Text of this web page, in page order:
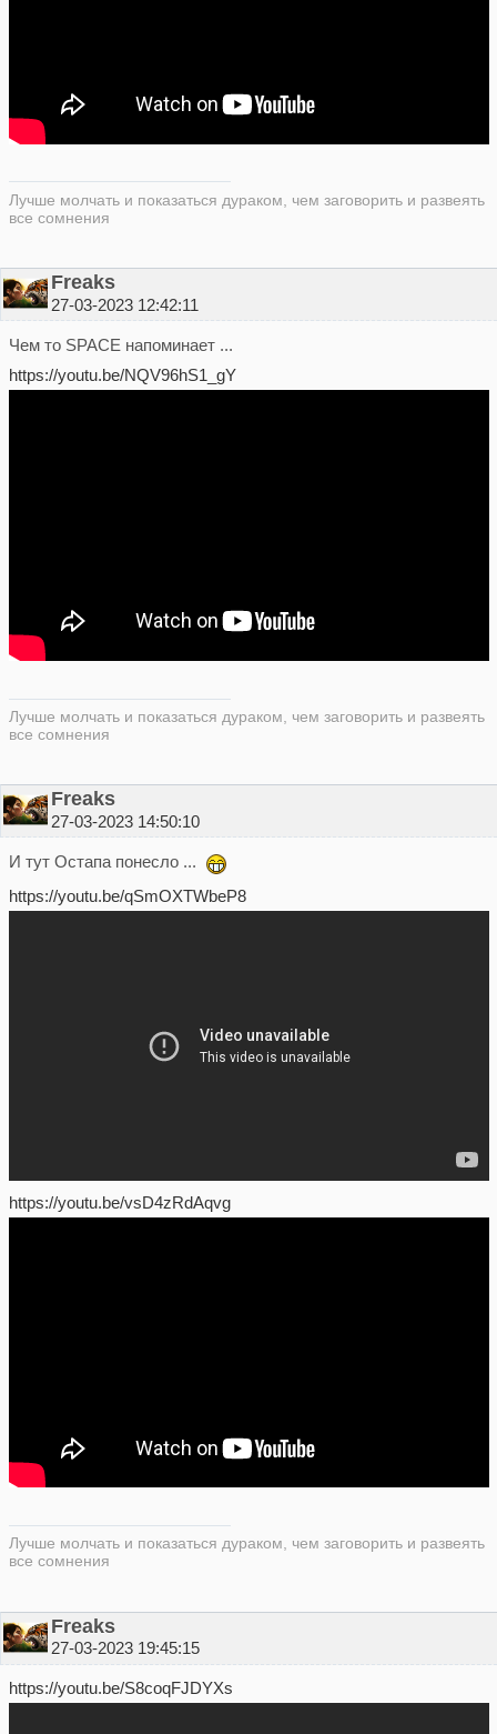
Лучше молчать и показаться дураком, чем заговорить и развеять
все сомнения
Freaks
27-03-2023 12:42:11
Чем то SPACE напоминает ...
https://youtu.be/NQV96hS1_gY
Лучше молчать и показаться дураком, чем заговорить и развеять
все сомнения
Freaks
27-03-2023 14:50:10
И тут Остапа понесло ...
https://youtu.be/qSmOXTWbeP8
https://youtu.be/vsD4zRdAqvg
Лучше молчать и показаться дураком, чем заговорить и развеять
все сомнения
Freaks
27-03-2023 19:45:15
https://youtu.be/S8coqFJDYXs